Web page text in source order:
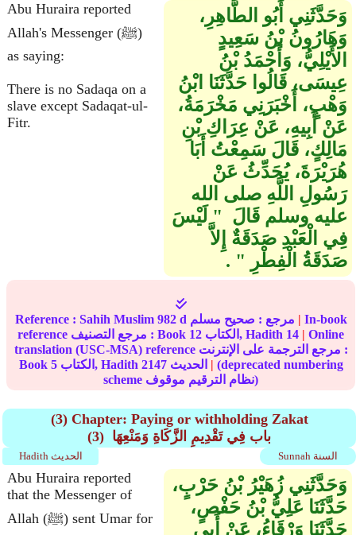
Abu Huraira reported
Allah's Messenger (ﷺ)
as saying:
There is no Sadaqa on a
slave except Sadaqat-ul-
Fitr.
وَحَدَّثَنِي أَبُو الطَّاهِرِ،
وَهَارُونُ بْنُ سَعِيدٍ
الأَيْلِيُّ، وَأَحْمَدُ بْنُ
عِيسَى، قَالُوا حَدَّثَنَا ابْنُ
وَهْبٍ، أَخْبَرَنِي مَخْرَمَةُ،
عَنْ أَبِيهِ، عَنْ عِرَاكِ بْنِ
مَالِكٍ، قَالَ سَمِعْتُ أَبَا
هُرَيْرَةَ، يُحَدِّثُ عَنْ
رَسُولِ اللَّهِ صلى الله
عليه وسلم قَالَ ‏ "‏ لَيْسَ
فِي الْعَبْدِ صَدَقَةٌ إِلاَّ
صَدَقَةُ الْفِطْرِ ‏"‏ ‏.‏
Reference : Sahih Muslim 982 d مرجع : صحيح مسلم | In-book
reference مرجع التصنيف : Book 12 الكتاب, Hadith 14 | Online
translation (USC-MSA) reference مرجع الترجمة على الإنترنت :
Book 5 الكتاب, Hadith 2147 | (deprecated numbering
scheme نظام الترقيم موقوف)
(3) Chapter: Paying or withholding Zakat
(3) باب فِي تَقْدِيمِ الزَّكَاةِ وَمَنْعِهَا ‏‏
Sunnah السنة Hadith الحديث
Abu Huraira reported
that the Messenger of
Allah (ﷺ) sent Umar for
وَحَدَّثَنِي زُهَيْرُ بْنُ حَرْبٍ،
حَدَّثَنَا عَلِيُّ بْنُ حَفْصٍ،
حَدَّثَنَا وَرْقَاءُ، عَنْ أَبِي